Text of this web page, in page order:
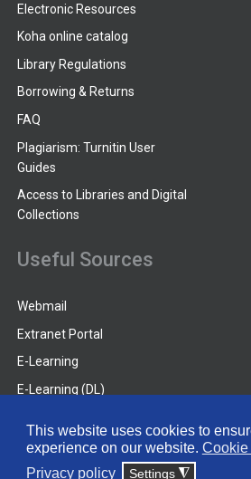
This website uses cookies to
experience on our website.
Privacy policy
Settings ◮
Electronic Resources
Koha online catalog
Library Regulations
Borrowing & Returns
FAQ
Plagiarism: Turnitin User
Guides
Access to Libraries and Digital
Collections
Useful Sources
Webmail
Extranet Portal
E-Learning
E-Learning (DL)
© 2026 Frederick University